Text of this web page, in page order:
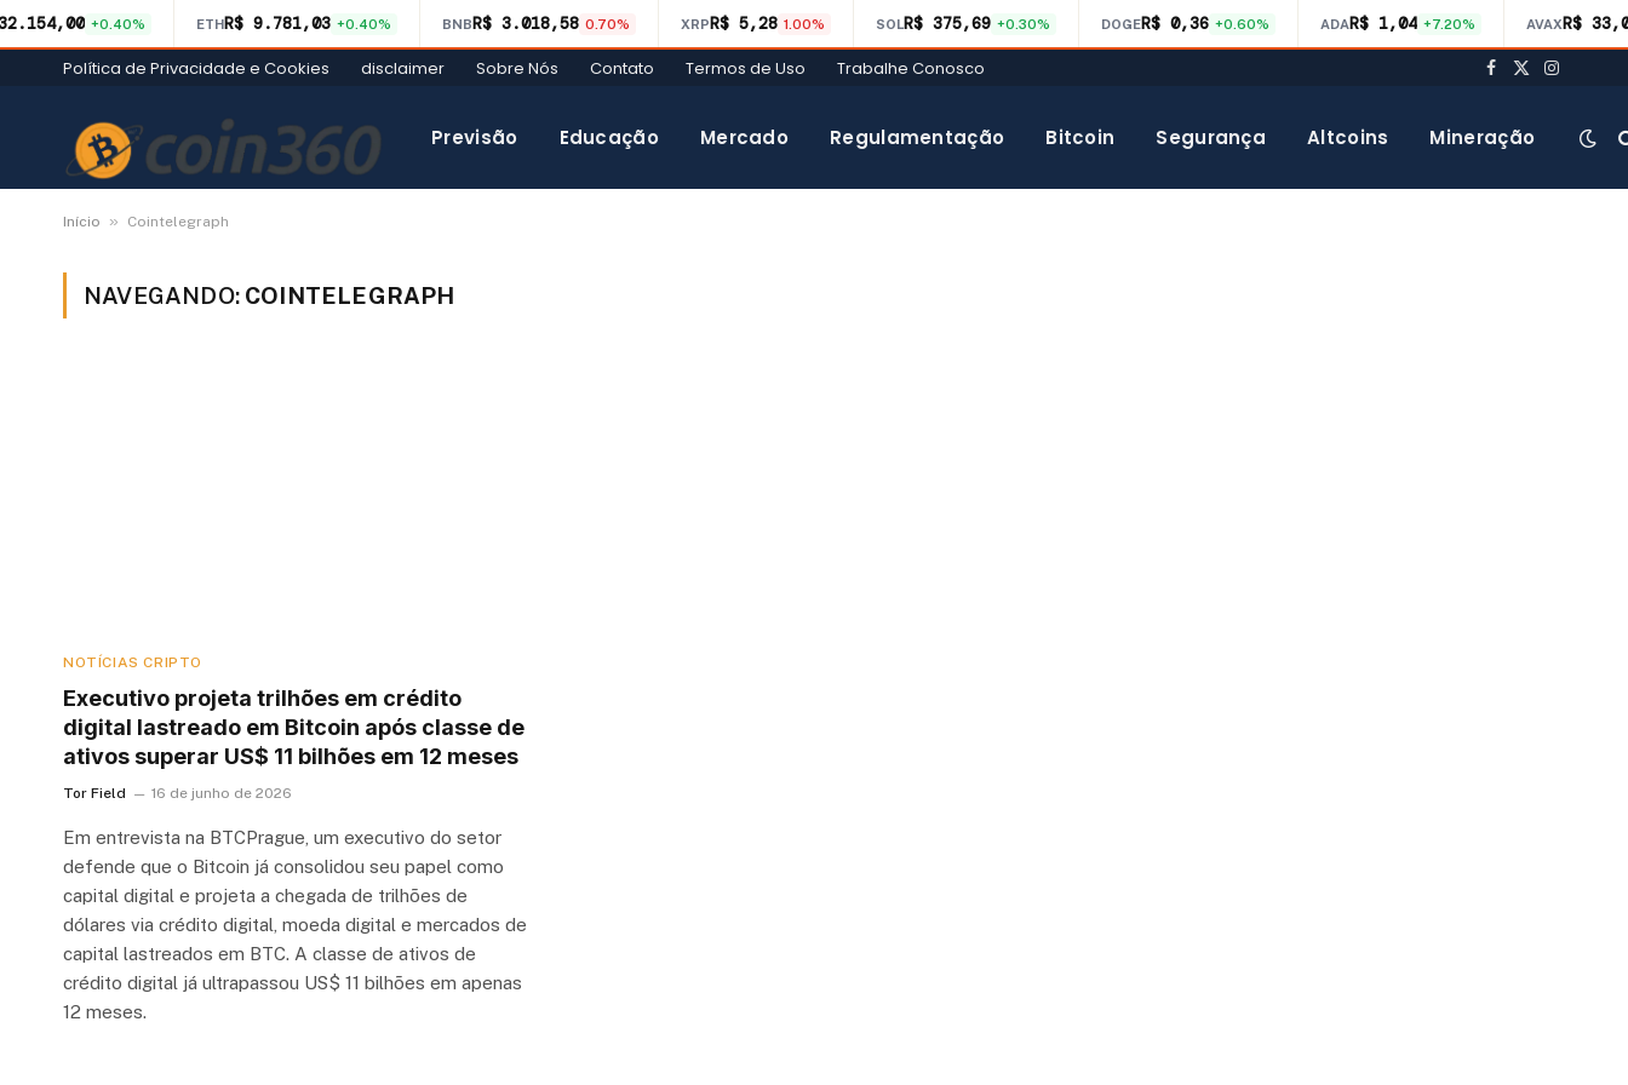
+0.40% ETHR$ 9.781,03 +0.40% BNBR$ 3.018,58 0.70% XRPR$ 5,28 1.00% SOLR$ 375,69 +0.30% DOGER$ 0,36 +0.60% ADAR$ 1,04 +7.20% AVAXR$
Política de Privacidade e Cookies disclaimer Sobre Nós Contato Termos de Uso Trabalhe Conosco Facebook
X
Previsão Educação Mercado Regulamentação Bitcoin Segurança Altcoins Mineração
Início » Cointelegraph
NAVEGANDO: COINTELEGRAPH
NOTÍCIAS CRIPTO
Executivo projeta trilhões em crédito
digital lastreado em Bitcoin após classe de
ativos superar US$ 11 bilhões em 12 meses
Tor Field 16 de junho de 2026
Em entrevista na BTCPrague, um executivo do setor
defende que o Bitcoin já consolidou seu papel como
capital digital e projeta a chegada de trilhões de
dólares via crédito digital, moeda digital e mercados de
capital lastreados em BTC. A classe de ativos de
crédito digital já ultrapassou US$ 11 bilhões em apenas
12 meses.